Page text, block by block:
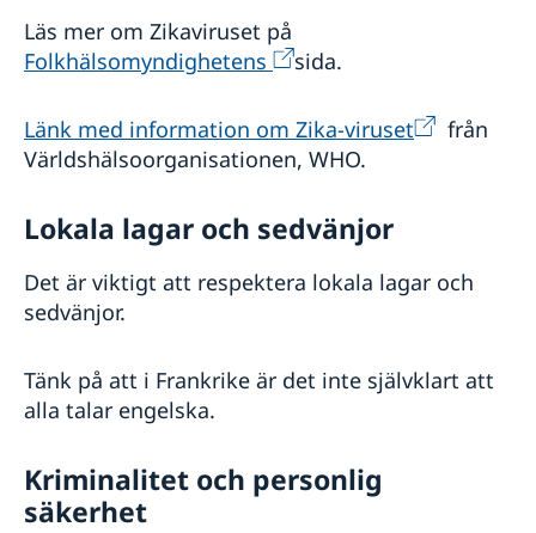
Läs mer om Zikaviruset på
Folkhälsomyndighetens
sida.
Länk med information om Zika-viruset
från
Världshälsoorganisationen, WHO.
Lokala lagar och sedvänjor
Det är viktigt att respektera lokala lagar och
sedvänjor.
Tänk på att i Frankrike är det inte självklart att
alla talar engelska.
Kriminalitet och personlig
säkerhet